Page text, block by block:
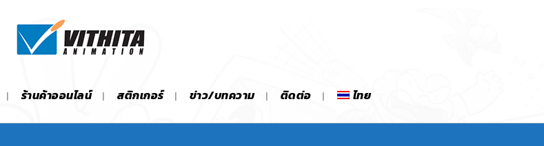
ร้านค้าออนไลน์ สติกเกอร์ ข่าว/บทความ ติดต่อ ไทย